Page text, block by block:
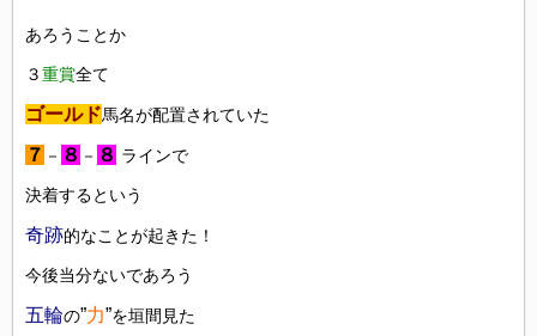
あろうことか
３重賞全て
ゴールド馬名が配置されていた
７ － ８ － ８ ラインで
決着するという
奇跡的なことが起きた！
今後当分ないであろう
五輪の”力”を垣間見た